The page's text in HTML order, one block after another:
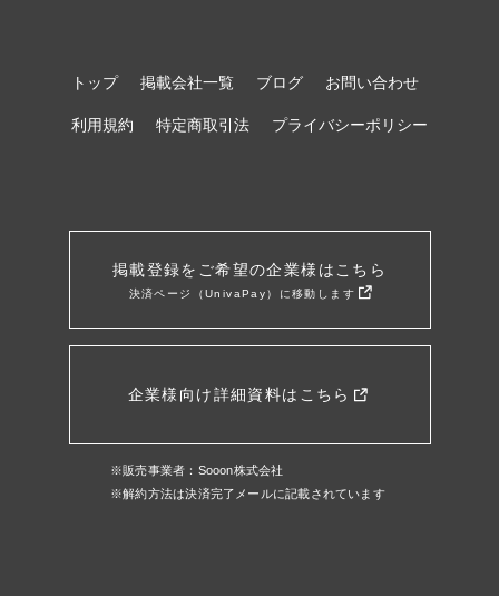
トップ 掲載会社一覧 ブログ お問い合わせ
利用規約 特定商取引法 プライバシーポリシー
掲載登録をご希望の企業様はこちら
決済ページ（UnivaPay）に移動します
企業様向け詳細資料はこちら
※販売事業者：Sooon株式会社
※解約方法は決済完了メールに記載されています